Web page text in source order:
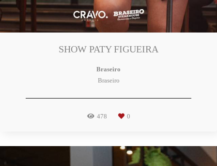
SHOW PATY FIGUEIRA
Braseiro
Braseiro
478 0